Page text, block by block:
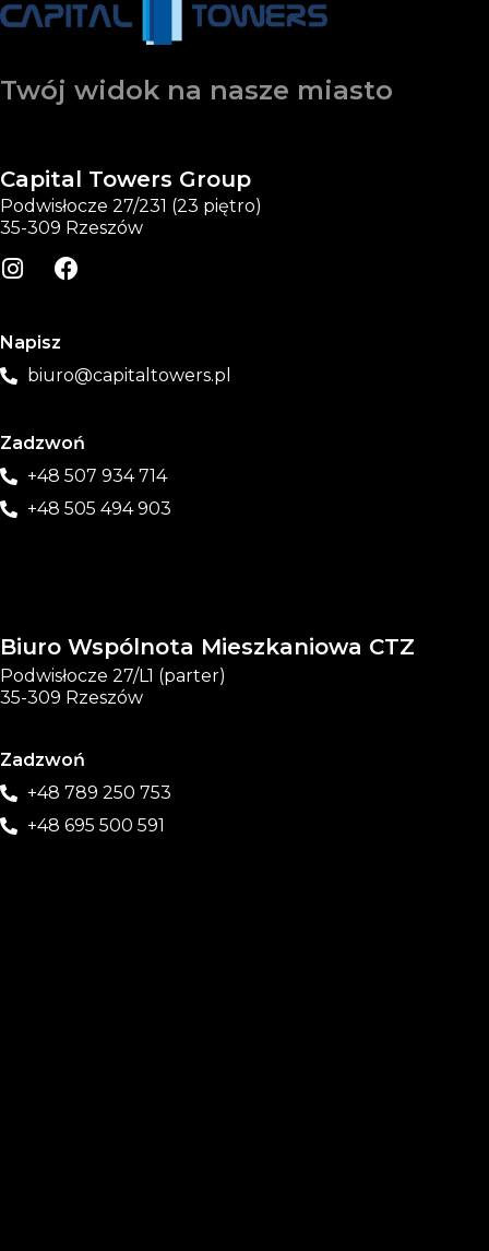
Twój widok na nasze miasto
Capital Towers Group
Podwisłocze 27/231 (23 piętro)
35-309 Rzeszów
Napisz
biuro@capitaltowers.pl
Zadzwoń
+48 507 934 714
+48 505 494 903
Biuro Wspólnota Mieszkaniowa CTZ
Podwisłocze 27/L1 (parter)
35-309 Rzeszów
Zadzwoń
+48 789 250 753
+48 695 500 591